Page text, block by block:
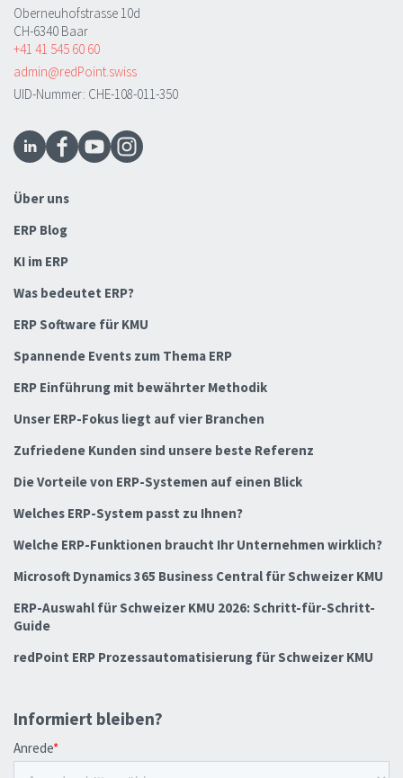
Oberneuhofstrasse 10d
CH-6340 Baar
+41 41 545 60 60
admin@redPoint.swiss
UID-Nummer: CHE-108-011-350
Über uns
ERP Blog
KI im ERP
Was bedeutet ERP?
ERP Software für KMU
Spannende Events zum Thema ERP
ERP Einführung mit bewährter Methodik
Unser ERP-Fokus liegt auf vier Branchen
Zufriedene Kunden sind unsere beste Referenz
Die Vorteile von ERP-Systemen auf einen Blick
Welches ERP-System passt zu Ihnen?
Welche ERP-Funktionen braucht Ihr Unternehmen wirklich?
Microsoft Dynamics 365 Business Central für Schweizer KMU
ERP-Auswahl für Schweizer KMU 2026: Schritt-für-Schritt-
Guide
redPoint ERP Prozessautomatisierung für Schweizer KMU
Informiert bleiben?